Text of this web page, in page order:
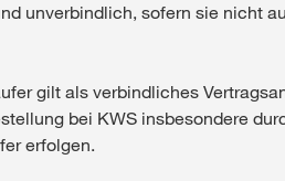
unverbindlich, sofern sie nicht
gilt als verbindliches
bei KWS insbesondere
erfolgen.